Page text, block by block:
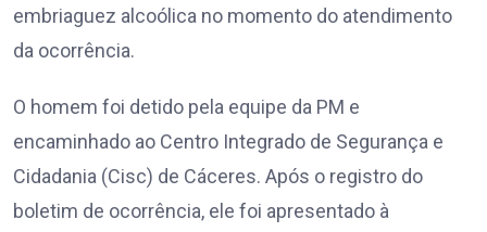
embriaguez alcoólica no momento do atendimento
da ocorrência.
O homem foi detido pela equipe da PM e
encaminhado ao Centro Integrado de Segurança e
Cidadania (Cisc) de Cáceres. Após o registro do
boletim de ocorrência, ele foi apresentado à